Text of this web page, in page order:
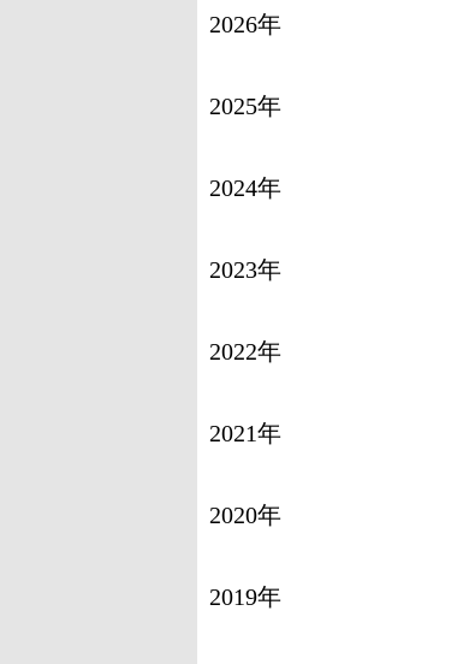
2026年
2025年
2024年
2023年
2022年
2021年
2020年
2019年